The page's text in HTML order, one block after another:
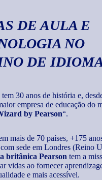
DE AULA E
NO
DE
30 anos de história e,
empresa de educação do
by Pearson“.
mais de 70 países, +175
sede em Londres (Reino
britânica Pearson tem a
vidas ao fornecer
e mais acessível.